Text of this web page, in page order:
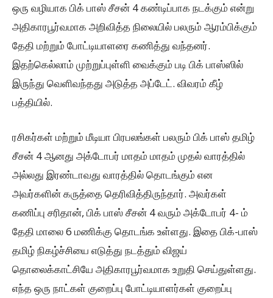
ஒரு வழியாக பிக் பாஸ் சீசன் 4 கண்டிப்பாக நடக்கும் என்று
அதிகாரபூர்வமாக அறிவித்த நிலையில் பலரும் ஆரம்பிக்கும்
தேதி மற்றும் போட்டியாளரை கணித்து வந்தனர்.
இதற்கெல்லாம் முற்றுப்புள்ளி வைக்கும் படி பிக் பாஸ்ஸில்
இருந்து வெளிவந்தது அடுத்த அப்டேட். விவரம் கீழ்
பத்தியில்.
ரசிகர்கள் மற்றும் மீடியா பிரபலங்கள் பலரும் பிக் பாஸ் தமிழ்
சீசன் 4 ஆனது அக்டோபர் மாதம் மாதம் முதல் வாரத்தில்
அல்லது இரண்டாவது வாரத்தில் தொடங்கும் என
அவர்களின் கருத்தை தெரிவித்திருந்தார். அவர்கள்
கணிப்பு சரிதான், பிக் பாஸ் சீசன் 4 வரும் அக்டோபர் 4- ம்
தேதி மாலை 6 மணிக்கு தொடங்க உள்ளது. இதை பிக்-பாஸ்
தமிழ் நிகழ்ச்சியை எடுத்து நடத்தும் விஜய்
தொலைக்காட்சியே அதிகாரபூர்வமாக உறுதி செய்துள்ளது.
எந்த ஒரு நாட்கள் குறைப்பு போட்டியாளர்கள் குறைப்பு